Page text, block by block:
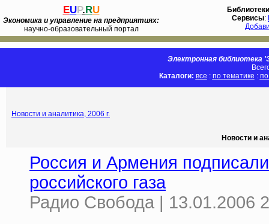
EUP.RU
Экономика и управление на предприятиях:
научно-образовательный портал
Библиотеки
Сервисы:
Электронная библиотека
Каталоги: все : по тематике :
Новости и аналитика, 2006 г.
Новости и
Россия и Армения
российского газа
Радио Свобода | 13.01.2006